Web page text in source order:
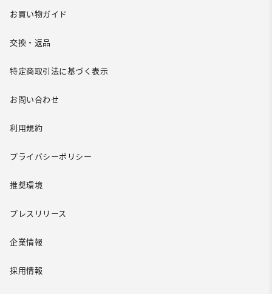
お買い物ガイド
交換・返品
特定商取引法に基づく表示
お問い合わせ
利用規約
プライバシーポリシー
推奨環境
プレスリリース
企業情報
採用情報